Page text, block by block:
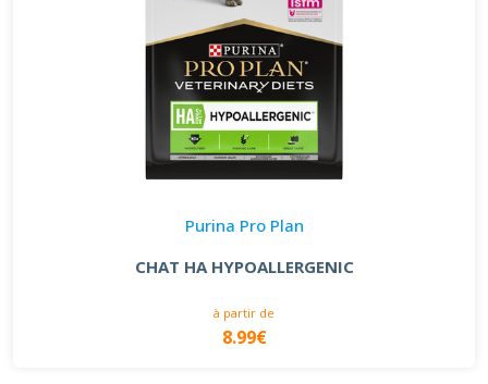
Purina Pro Plan
CHAT HA HYPOALLERGENIC
à partir de
8.99€